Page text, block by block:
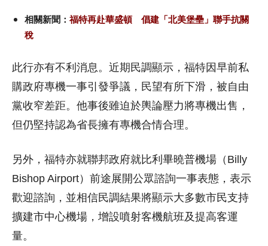
相關新聞： 福特再赴華盛頓 倡建「北美堡壘」聯手抗關
稅
此行亦有不利消息。近期民調顯示，福特因早前私
購政府專機一事引發爭議，民望有所下滑，被自由
黨收窄差距。他事後雖迫於輿論壓力將專機出售，
但仍堅持認為省長擁有專機合情合理。
另外，福特亦就聯邦政府就比利畢曉普機場（Billy
Bishop Airport）前途展開公眾諮詢一事表態，表示
歡迎諮詢，並相信民調結果將顯示大多數市民支持
擴建市中心機場，增設噴射客機航班及提高客運
量。